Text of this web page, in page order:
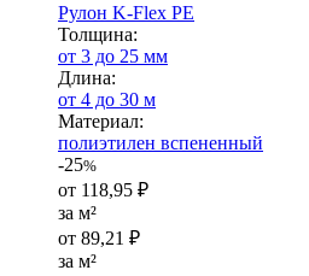
Рулон K-Flex PE
Тол­щи­на:
от 3 до 25 мм
Длина:
от 4 до 30 м
Ма­­те­­ри­­ал:
полиэтилен вспененный
-25%
от 118,95 ₽
за м²
от 89,21 ₽
за м²